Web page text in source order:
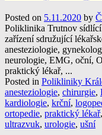
Posted on 5.11.2020 by
Poliklinika Trutnov
zařízení sdružující
anesteziologie,
neurologie, EMG, oční,
praktický lékař, ...
Posted in Polikliniky
anesteziologie, chirurgie,
kardiologie, krční,
ortopedie, praktický lékař,
ultrazvuk, urologie, ušní